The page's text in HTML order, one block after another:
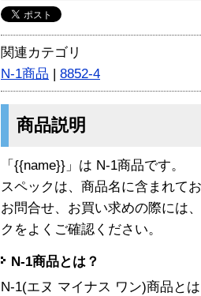
関連カテゴリ
N-1商品 | 8852-4
商品説明
「{{name}}」は N-1商品です。
スペックは、商品名に含まれて
お問合せ、お買い求めの際には
クをよくご確認ください。
N-1商品とは？
N-1(エヌ マイナス ワン)商品と